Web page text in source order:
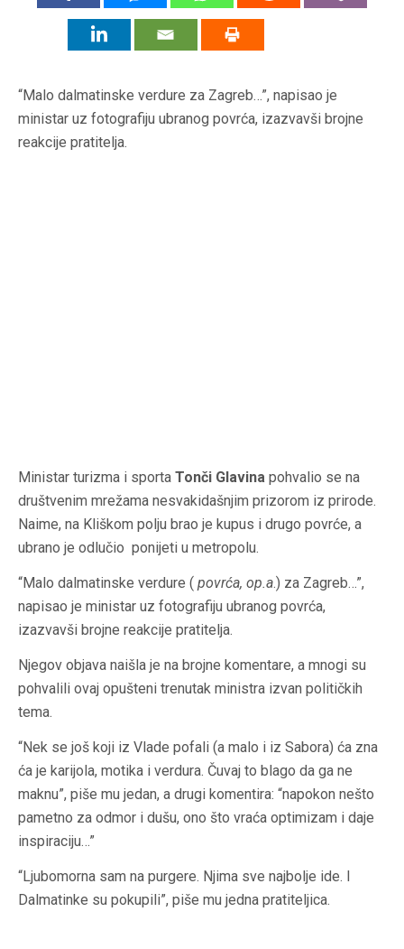
“Malo dalmatinske verdure za Zagreb…”, napisao je
ministar uz fotografiju ubranog povrća, izazvavši brojne
reakcije pratitelja.
Ministar turizma i sporta Tonči Glavina pohvalio se na
društvenim mrežama nesvakidašnjim prizorom iz prirode.
Naime, na Kliškom polju brao je kupus i drugo povrće, a
ubrano je odlučio ponijeti u metropolu.
“Malo dalmatinske verdure ( povrća, op.a.) za Zagreb…”,
napisao je ministar uz fotografiju ubranog povrća,
izazvavši brojne reakcije pratitelja.
Njegov objava naišla je na brojne komentare, a mnogi su
pohvalili ovaj opušteni trenutak ministra izvan političkih
tema.
“Nek se još koji iz Vlade pofali (a malo i iz Sabora) ća zna
ća je karijola, motika i verdura. Čuvaj to blago da ga ne
maknu”, piše mu jedan, a drugi komentira: “napokon nešto
pametno za odmor i dušu, ono što vraća optimizam i daje
inspiraciju…”
“Ljubomorna sam na purgere. Njima sve najbolje ide. I
Dalmatinke su pokupili”, piše mu jedna pratiteljica.